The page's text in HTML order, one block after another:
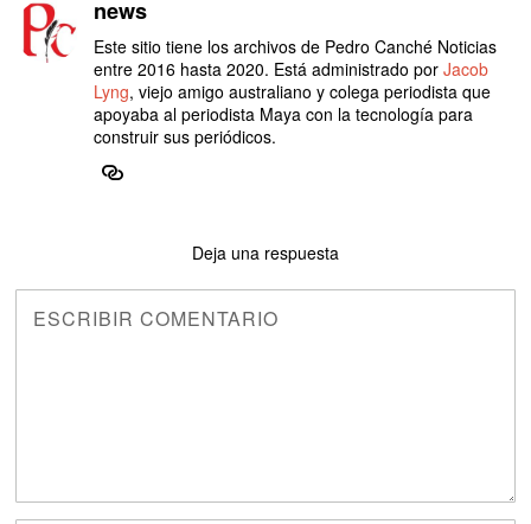
news
Este sitio tiene los archivos de Pedro Canché Noticias
entre 2016 hasta 2020. Está administrado porJacob
Lyng, viejo amigo australiano y colega periodista que
apoyaba al periodista Maya con la tecnología para
construir sus periódicos.
Deja una respuesta